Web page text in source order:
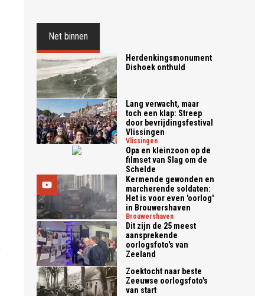
Net binnen
Herdenkingsmonument
Dishoek onthuld
Lang verwacht, maar
toch een klap: Streep
door bevrijdingsfestival
Vlissingen
vlissingen
Opa en kleinzoon op de
filmset van Slag om de
Schelde
Kermende gewonden en
marcherende soldaten:
Het is voor even 'oorlog'
in Brouwershaven
brouwershaven
Dit zijn de 25 meest
aansprekende
oorlogsfoto's van
Zeeland
Zoektocht naar beste
Zeeuwse oorlogsfoto's
van start